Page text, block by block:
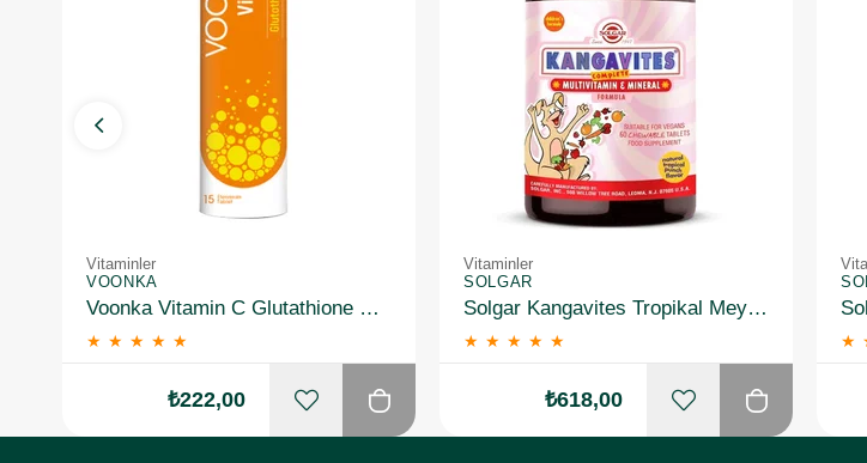
Vitaminler
VOONKA
Voonka Vitamin C Glutathione Complex Efervesan 15 Tablet
★ ★ ★ ★ ★
₺222,00
Vitaminler
SOLGAR
Solgar Kangavites Tropikal Meyve Aromalı 60 Tablet
★ ★ ★ ★ ★
₺618,00
★